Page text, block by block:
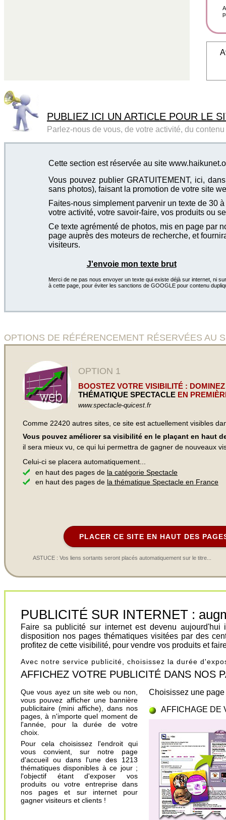
PUBLIEZ ICI UN ARTICLE POUR LE
Parlez-nous de vous, de votre activité, du
Cette section est réservée au site
Vous pouvez publier GRATUITEMENT, ici,
sans photos), faisant la promotion de votre site
Faites-nous simplement parvenir un texte de 30
votre activité, votre savoir-faire, vos produits ou
Ce texte agrémenté de photos, mis en page par
page auprès des moteurs de recherche, et
visiteurs.
J'envoie mon texte brut
Merci de ne pas nous envoyer un texte qui existe déjà sur internet, ni
à cette page, pour éviter les sanctions de GOOGLE pour contenu
OPTIONS DE RÉFÉRENCEMENT RÉSERVÉES AU
OPTION 1
BOOSTEZ VOTRE VISIBILITÉ :
THÉMATIQUE SPECTACLE EN
www.spectacle-quicest.fr
Comme 22420 autres sites, ce site est actuellement visibles
Vous pouvez améliorer sa visibilité en le plaçant en haut
il sera mieux vu, ce qui lui permettra de gagner de nouveaux
Celui-ci se placera automatiquement...
en haut des pages de la catégorie Spectacle
en haut des pages de la thématique Spectacle en France
PLACER CE SITE EN HAUT DES
ASTUCE : Vos liens sortants seront placés automatiquement sur le titre...
PUBLICITÉ SUR INTERNET :
Faire sa publicité sur internet est devenu
disposition nos pages thématiques visitées par des
profitez de cette visibilité, pour vendre vos produits et
Avec notre service publicité, choisissez la durée
AFFICHEZ VOTRE PUBLICITÉ DANS NOS
Que vous ayez un site web ou non,
vous pouvez afficher une bannière
publicitaire (mini affiche), dans nos
pages, à n'importe quel moment de
l'année, pour la durée de votre
choix.
Pour cela choisissez l'endroit qui
vous convient, sur notre page
d'accueil ou dans l'une des 1213
thématiques disponibles à ce jour ;
l'objectif étant d'exposer vos
produits ou votre entreprise dans
nos pages et sur internet pour
gagner visiteurs et clients !
Choisissez une
AFFICHAGE DE